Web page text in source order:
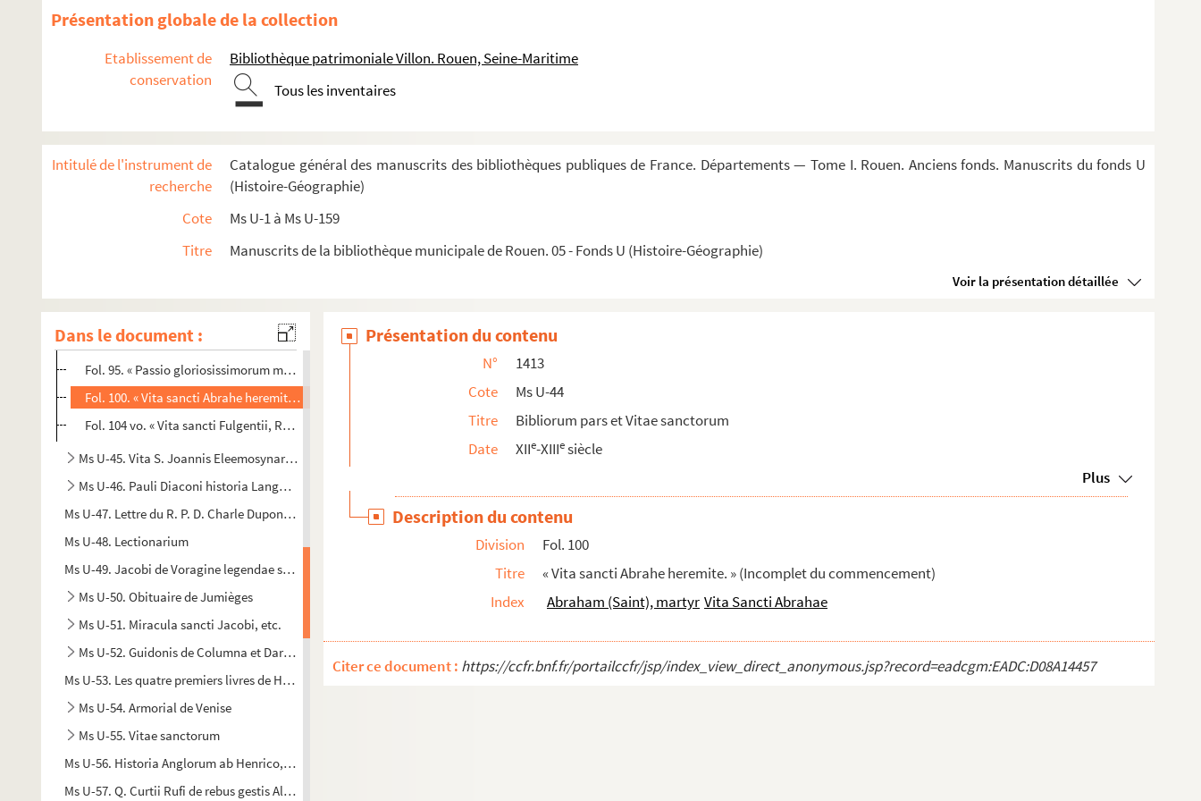
Présentation globale de la collection
Etablissement de
conservation
Bibliothèque patrimoniale Villon. Rouen, Seine-Maritime
Tous les inventaires
Intitulé de l'instrument de
recherche
Catalogue général des manuscrits des bibliothèques publiques de France. Départements — Tome I. Rouen. Anciens fonds. Manuscrits du fonds U
(Histoire-Géographie)
Cote
Ms U-1 à Ms U-159
Titre
Manuscrits de la bibliothèque municipale de Rouen. 05 - Fonds U (Histoire-Géographie)
Voir la présentation détaillée
Dans le document :
Ms U-38. Mémoire sur la province de Languedoc, fait par Monseigneur de Basville, en l'année 1697, par ordre d...
Ms U-39. Vitae sanctorum et S. Clementis Romani recognitiones
Ms U-40. Vitae sanctorum
Ms U-42. Vitae sanctorum
Ms U-43. Bedae historia Anglorum, etc.
Ms U-44. Bibliorum pars et Vitae sanctorum
Fol. 66. « Vita vel transitus sanctissimi Marcialis, episcopi Lemovice sedis. Predicante Domino nostro J. C. ...
Fol. 81. Vita et miracula sancti Eligii. (Incomplet du commencement et de la fin)
Fol. 91. Vita sanctae Aureae. « Alma est virgo inclita, cui nomen fuit Aurea... »
Fol. 95. « Passio gloriosissimorum martirum Donati et Hilariani, qui passi sunt tempore Julii pape et Juliani...
Fol. 100. « Vita sancti Abrahe heremite. » (Incomplet du commencement)
Fol. 104 vo. « Vita sancti Fulgentii, Rupensis episcopi. Omnis novi Testamenti fidelissimus dispensator... — ...r...
Ms U-45. Vita S. Joannis Eleemosynarii, etc.
Ms U-46. Pauli Diaconi historia Langobardorum
Ms U-47. Lettre du R. P. D. Charle Dupont, de la congregation de S. Maur, à Monseigneur l'évêque de Montpelli...
Ms U-48. Lectionarium
Ms U-49. Jacobi de Voragine legendae sanctorum
Ms U-50. Obituaire de Jumièges
Ms U-51. Miracula sancti Jacobi, etc.
Ms U-52. Guidonis de Columna et Daretis historia Trojana
Ms U-53. Les quatre premiers livres de Herodian, aucteur grec, augmentés des quatre autres suivantz, traitant...
Ms U-54. Armorial de Venise
Ms U-55. Vitae sanctorum
Ms U-56. Historia Anglorum ab Henrico, Huntendonensi archidiacono, edita anno gratiae 1135
Ms U-57. Q. Curtii Rufi de rebus gestis Alexandri magni libri qui supersunt
Présentation du contenu
N°
1413
Cote
Ms U-44
Titre
Bibliorum pars et Vitae sanctorum
Date
XIIe-XIIIesiècle
Plus
Description du contenu
Division
Fol. 100
Titre
« Vita sancti Abrahe heremite. » (Incomplet du commencement)
Index
Abraham (Saint), martyr Vita Sancti Abrahae
Citer ce document : https://ccfr.bnf.fr/portailccfr/jsp/index_view_direct_anonymous.jsp?record=eadcgm:EADC:D08A14457